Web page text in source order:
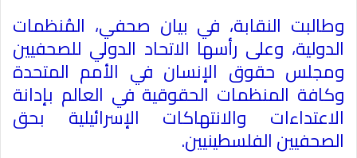
وطالبت النقابة، في بيان صحفي، المُنظمات
الدولية، وعلى رأسها الاتحاد الدولي للصحفيين
ومجلس حقوق الإنسان في الأمم المتحدة
وكافة المنظمات الحقوقية في العالم بإدانة
الاعتداءات والانتهاكات الإسرائيلية بحق
الصحفيين الفلسطينيين.